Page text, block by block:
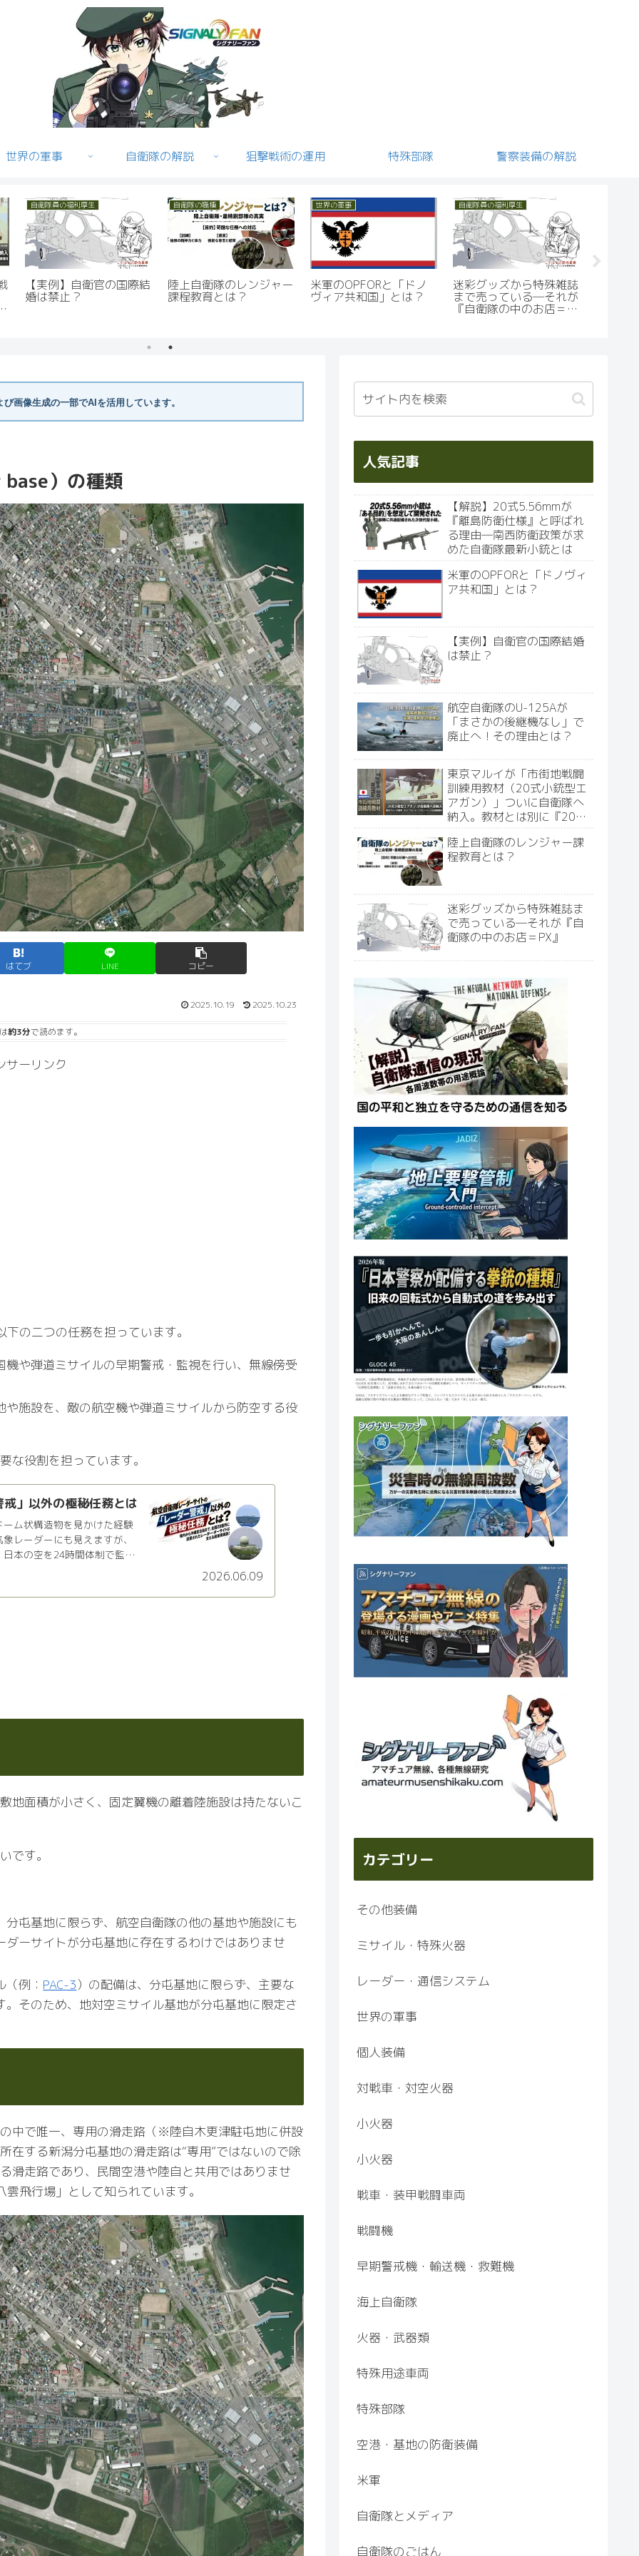
世界の軍事 自衛隊の解説 狙撃戦術の運用 特殊部隊 警察装備の解説
その他装備
東京マルイが「市街地戦
闘訓練用教材（20式小
発売決定の告知あり（価
自衛隊員の福利厚生
【実例】自衛官の国際結
婚は禁止？
自衛隊の職種
陸上自衛隊のレンジャー
課程教育とは？
世界の軍事
米軍のOPFORと「ドノ
ヴィア共和国」とは？
画像生成の一部でAIを活用しています。
）の種類
はてブ LINE コピー
2025.10.19 2025.10.23
約3分で読めます。
サーリンク
の二つの任務を担っています。
機や弾道ミサイルの早期警戒・監視を行い、無線傍受
施設を、敵の航空機や弾道ミサイルから防空する役
な役割を担っています。
」以外の極秘任務とは
ム状構造物を見かけた経験
レーダーにも見えますが、
本の空を24時間体制で監視
2026.06.09
地面積が小さく、固定翼機の離着陸施設は持たないこ
です。
屯基地に限らず、航空自衛隊の他の基地や施設にも
ーサイトが分屯基地に存在するわけではありませ
例： PAC-3）の配備は、分屯基地に限らず、主要な
そのため、地対空ミサイル基地が分屯基地に限定さ
中で唯一、専用の滑走路（※陸自木更津駐屯地に併設
在する新潟分屯基地の滑走路は“専用”ではないので除
滑走路であり、民間空港や陸自と共用ではありませ
飛行場」として知られています。
人気記事
【解説】20式5.56mmが
『離島防衛仕様』と呼ばれ
る理由―南西防衛政策が求
めた自衛隊最新小銃とは
米軍のOPFORと「ドノヴィ
ア共和国」とは？
【実例】自衛官の国際結婚
は禁止？
航空自衛隊のU-125Aが
「まさかの後継機なし」で
廃止へ！その理由とは？
東京マルイが「市街地戦闘
訓練用教材（20式小銃型エ
アガン）」ついに自衛隊へ
納入。教材とは別に『20式
あり（価格あり）
陸上自衛隊のレンジャー課
程教育とは？
迷彩グッズから特殊雑誌ま
で売っている―それが『自
衛隊の中のお店＝PX』
カテゴリー
その他装備
ミサイル・特殊火器
レーダー・通信システム
世界の軍事
個人装備
対戦車・対空火器
小火器
小火器
戦車・装甲戦闘車両
戦闘機
早期警戒機・輸送機・救難機
海上自衛隊
火器・武器類
特殊用途車両
特殊部隊
空港・基地の防衛装備
米軍
自衛隊とメディア
自衛隊のごはん